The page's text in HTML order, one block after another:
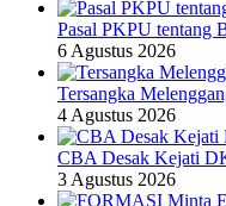
Pasal PKPU tentang
6 Agustus 2026
Tersangka
4 Agustus 2026
CBA Desak Kejati
3 Agustus 2026